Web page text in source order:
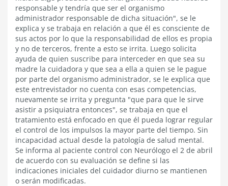
responsable y tendría que ser el organismo
administrador responsable de dicha situación", se le
explica y se trabaja en relación a que él es consciente de
sus actos por lo que la responsabilidad de ellos es propia
y no de terceros, frente a esto se irrita. Luego solicita
ayuda de quien suscribe para interceder en que sea su
madre la cuidadora y que sea a ella a quien se le pague
por parte del organismo administrador, se le explica que
este entrevistador no cuenta con esas competencias,
nuevamente se irrita y pregunta "que para que le sirve
asistir a psiquiatra entonces", se trabaja en que el
tratamiento está enfocado en que él pueda lograr regular
el control de los impulsos la mayor parte del tiempo. Sin
incapacidad actual desde la patología de salud mental.
Se informa al paciente control con Neurólogo el 2 de abril
de acuerdo con su evaluación se define si las
indicaciones iniciales del cuidador diurno se mantienen
o serán modificadas.